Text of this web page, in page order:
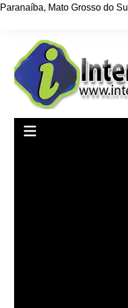
Paranaíba, Mato Grosso do Sul
conteúdo